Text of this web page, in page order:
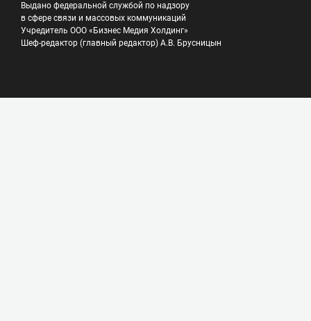
Выдано федеральной службой по надзору
в сфере связи и массовых коммуникаций
Учредитель ООО «Бизнес Медия Холдинг»
Шеф-редактор (главный редактор) А.В. Брусницын